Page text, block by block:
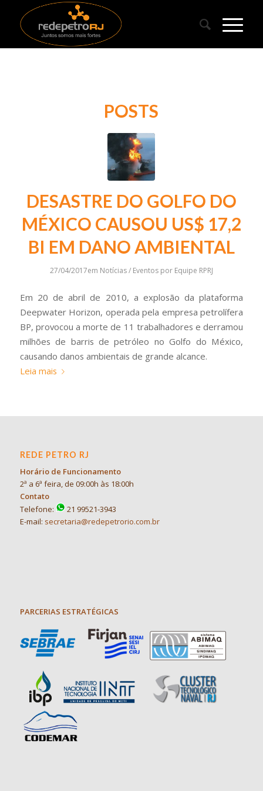
POSTS
DESASTRE DO GOLFO DO
MÉXICO CAUSOU US$ 17,2
BI EM DANO AMBIENTAL
27/04/2017em Notícias / Eventos por Equipe RPRJ
Em 20 de abril de 2010, a explosão da plataforma
Deepwater Horizon, operada pela empresa petrolífera
BP, provocou a morte de 11 trabalhadores e derramou
milhões de barris de petróleo no Golfo do México,
causando danos ambientais de grande alcance.
Leia mais
REDE PETRO RJ
Horário de Funcionamento
2ª a 6ª feira, de 09:00h às 18:00h
Contato
Telefone:
21 99521-3943
E-mail: secretaria@redepetrorio.com.br
PARCERIAS ESTRATÉGICAS